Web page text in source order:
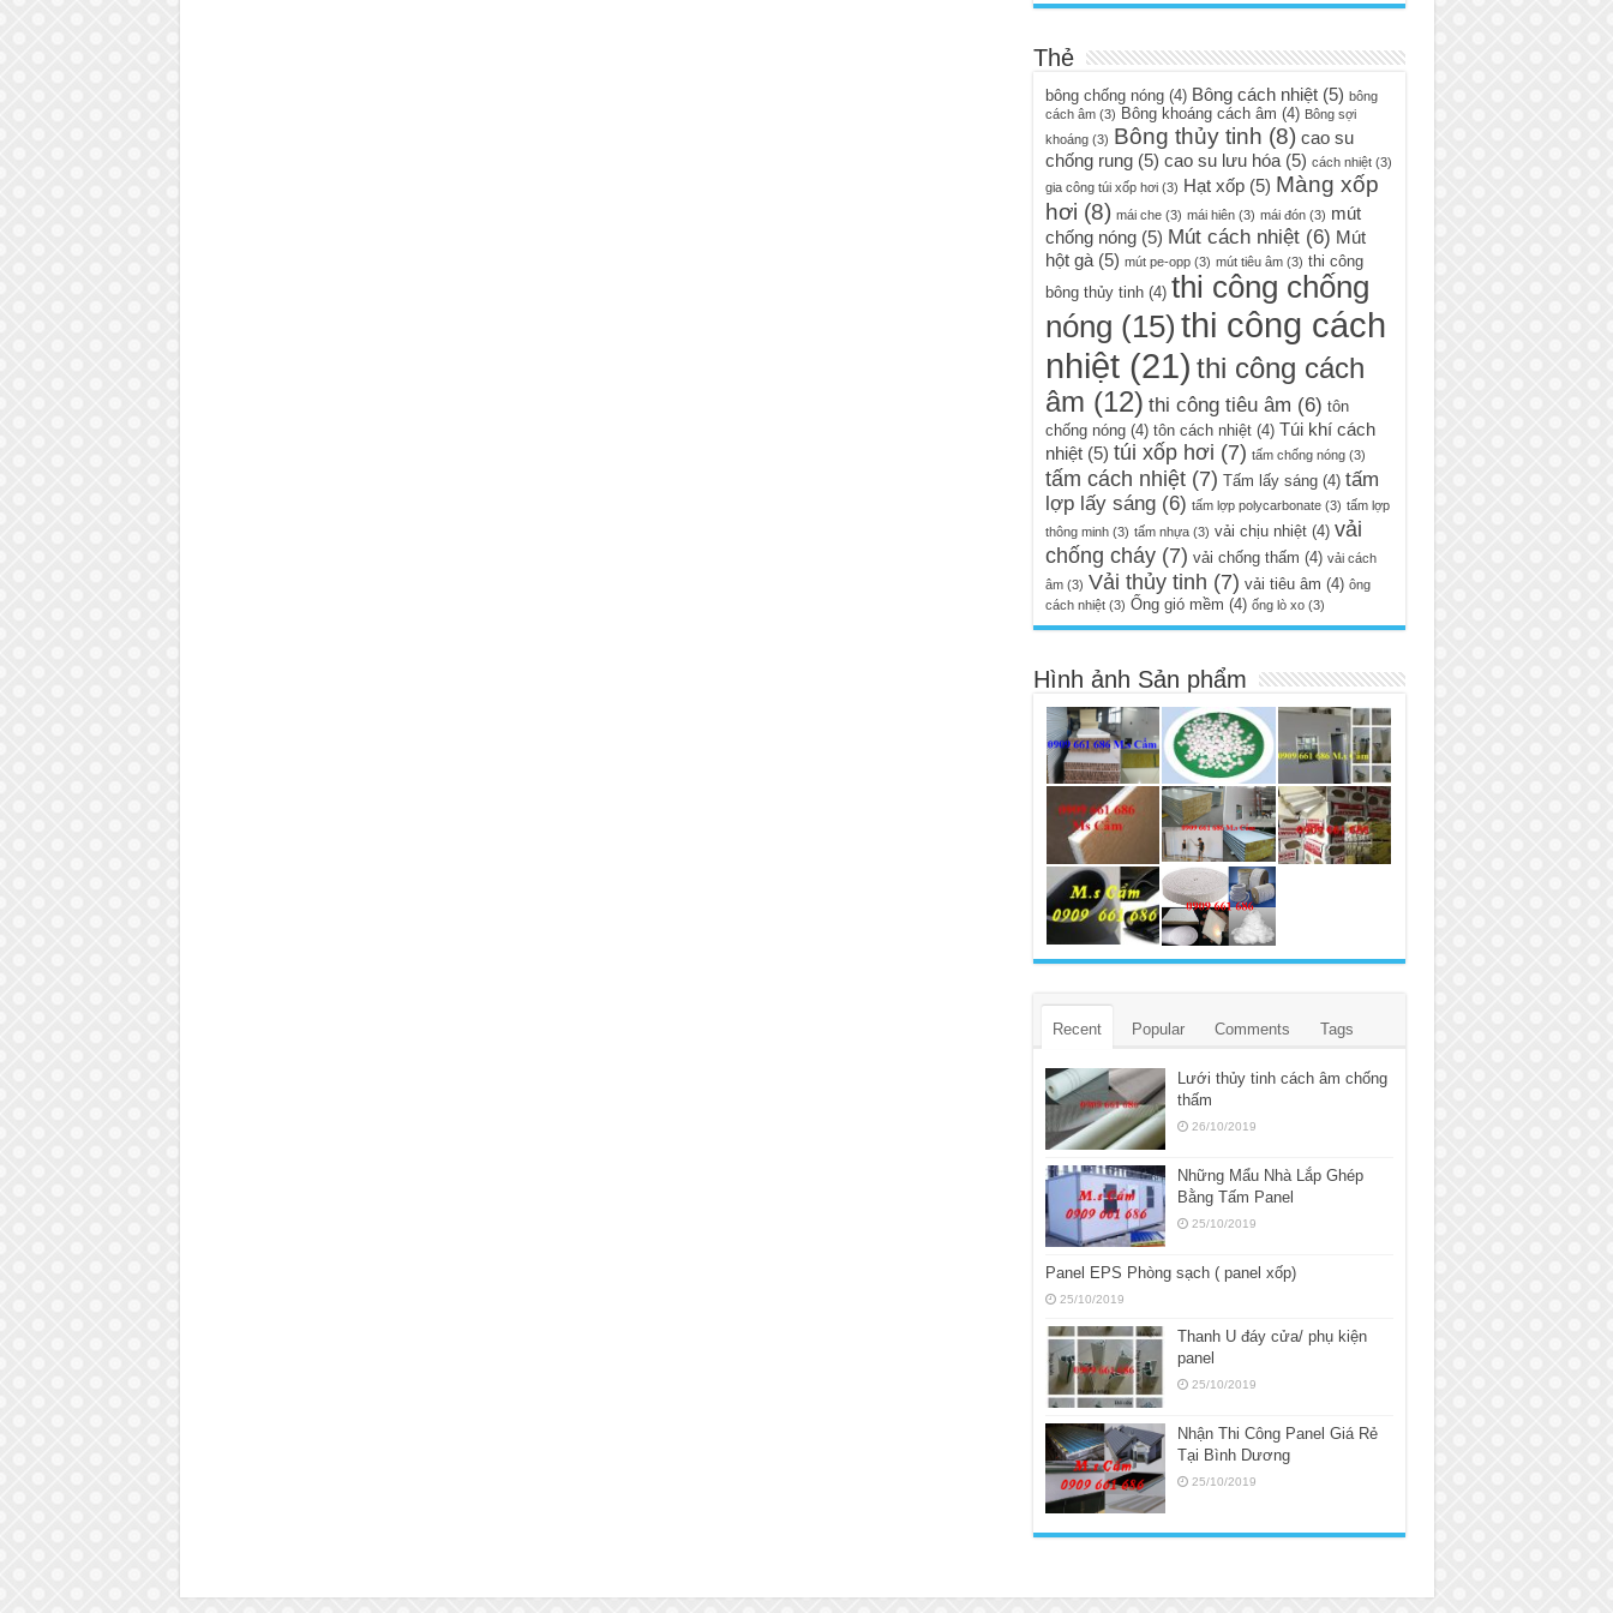
Thẻ
bông chống nóng(4) Bông cách nhiệt(5) bông
cách âm(3) Bông khoáng cách âm (4) Bông sợi
khoáng(3) Bông thủy tinh (8) cao su
chống rung(5) cao su lưu hóa(5) cách nhiệt(3)
gia công túi xốp hơi(3) Hạt xốp(5) Màng xốp
hơi (8) mái che(3) mái hiên(3) mái đón(3) mút
chống nóng(5) Mút cách nhiệt(6) Mút
hột gà(5) mút pe-opp(3) mút tiêu âm(3) thi công
bông thủy tinh(4) thi công chống
nóng (15) thi công cách
nhiệt(21) thi công cách
âm (12) thi công tiêu âm (6) tôn
chống nóng(4) tôn cách nhiệt(4) Túi khí cách
nhiệt(5) túi xốp hơi (7) tấm chống nóng(3)
tấm cách nhiệt(7) Tấm lấy sáng(4) tấm
lợp lấy sáng(6) tấm lợp polycarbonate(3) tấm lợp
thông minh(3) tấm nhựa(3) vải chịu nhiệt(4) vải
chống cháy(7) vải chống thấm (4) vải cách
âm(3) Vải thủy tinh (7) vải tiêu âm (4) ông
cách nhiệt(3) Ống gió mềm (4) ống lò xo(3)
Hình ảnh Sản phẩm
Recent Popular Comments Tags
Lưới thủy tinh cách âm chống
thấm
26/10/2019
Những Mẩu Nhà Lắp Ghép
Bằng Tấm Panel
25/10/2019
Panel EPS Phòng sạch ( panel xốp)
25/10/2019
Thanh U đáy cửa/ phụ kiện
panel
25/10/2019
Nhận Thi Công Panel Giá Rẻ
Tại Bình Dương
25/10/2019